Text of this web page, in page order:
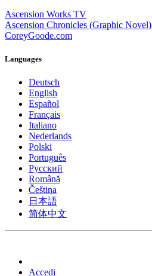
Ascension Works TV
Ascension Chronicles (Graphic Novel)
CoreyGoode.com
Languages
Deutsch
English
Español
Français
Italiano
Nederlands
Polski
Português
Pусский
Română
Čeština
日本語
简体中文
Accedi